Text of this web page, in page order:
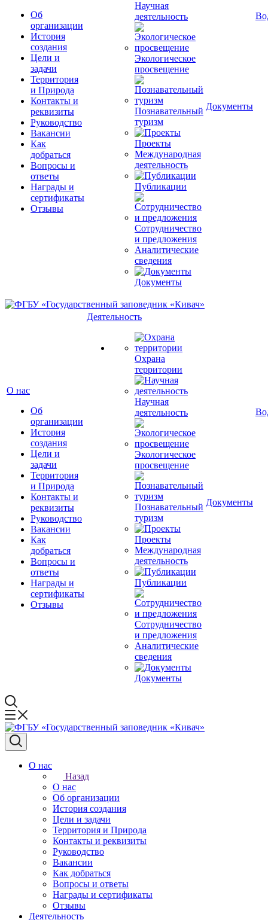
Об
организации
История
создания
Цели и
задачи
Территория
и Природа
Контакты и
реквизиты
Руководство
Вакансии
Как
добраться
Вопросы и
ответы
Награды и
сертификаты
Отзывы
Научная
деятельность
Экологическое
просвещение
Познавательный
туризм
Проекты
Международная
деятельность
Публикации
Сотрудничество
и предложения
Аналитические
сведения
Документы
Документы
О нас
Об
организации
История
создания
Цели и
задачи
Территория
и Природа
Контакты и
реквизиты
Руководство
Вакансии
Как
добраться
Вопросы и
ответы
Награды и
сертификаты
Отзывы
Деятельность
Охрана
территории
Научная
деятельность
Экологическое
просвещение
Познавательный
туризм
Проекты
Международная
деятельность
Публикации
Сотрудничество
и предложения
Аналитические
сведения
Документы
Документы
О нас
Назад
О нас
Об организации
История создания
Цели и задачи
Территория и Природа
Контакты и реквизиты
Руководство
Вакансии
Как добраться
Вопросы и ответы
Награды и сертификаты
Отзывы
Деятельность